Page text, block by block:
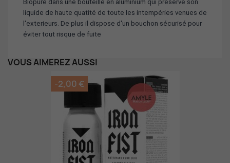
Biopure dans une bouteille en aluminium qui préserve son
liquide de haute quatité de toute les intempéries venues de
l'exterieurs. De plus il dispose d'un bouchon sécurisé pour
éviter tout risque de fuite
VOUS AIMEREZ AUSSI
-2,00 €